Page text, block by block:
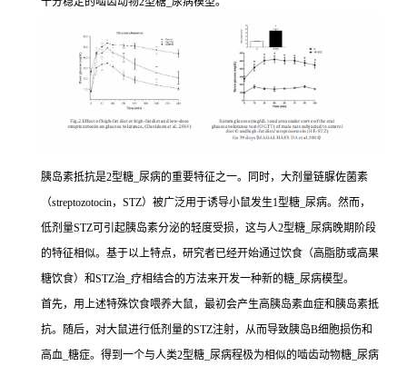
胰岛素抵抗是2型糖_尿病的重要特征之一。同时，大剂量链脲佐菌素
（streptozotocin，STZ）被广泛用于诱导小鼠发生1型糖_尿病。然而，
低剂量STZ可引起胰岛素分泌的轻度受损，这与人2型糖_尿病晚期阶段
的特征相似。基于以上特点，研究者已经开始通过饮食（高脂肪或高果
糖饮食）和STZ治_疗相结合的方法来开发一种新的糖_尿病模型。
首先，用上述特殊饮食喂养大鼠，最初会产生高胰岛素血症和胰岛素抵
抗。随后，对大鼠进行低剂量的STZ注射，从而导致胰岛B细胞损伤和
高血_糖症。得到一个与人类2型糖_尿病程极为相似的啮齿动物糖_尿病